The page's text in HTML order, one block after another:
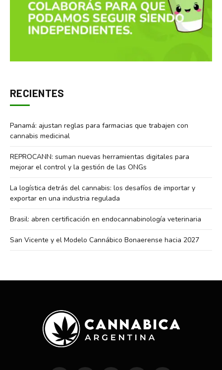
RECIENTES
Panamá: ajustan reglas para farmacias que trabajen con
cannabis medicinal
REPROCANN: suman nuevas herramientas digitales para
mejorar el control y la gestión de las ONGs
La logística detrás del cannabis: los desafíos de importar y
exportar en una industria regulada
Brasil: abren certificación en endocannabinología veterinaria
San Vicente y el Modelo Cannábico Bonaerense hacia 2027